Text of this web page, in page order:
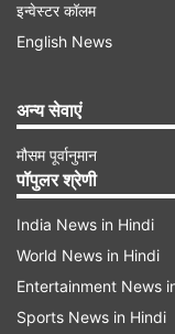
इन्वेस्टर कॉलम
English News
अन्य सेवाएं
मौसम पूर्वानुमान
पॉपुलर श्रेणी
India News in Hindi
World News in Hindi
Entertainment News
Sports News in Hindi